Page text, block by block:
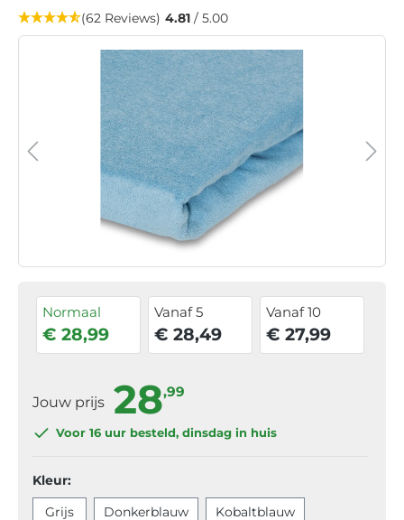
(62 Reviews) 4.81 / 5.00
Normaal
€ 28,99
Vanaf 5
€ 28,49
Vanaf 10
€ 27,99
Jouw prijs 28,99
Voor 16 uur besteld, dinsdag in huis
Kleur:
Grijs
Donkerblauw Kobaltblauw